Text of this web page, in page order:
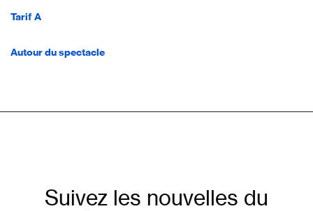
Tarif A
Autour du spectacle
Suivez les nouvelles du